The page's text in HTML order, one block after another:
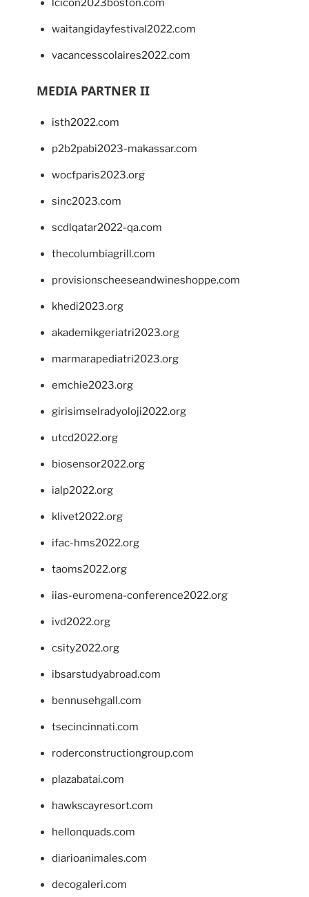
lcicon2023boston.com
waitangidayfestival2022.com
vacancesscolaires2022.com
MEDIA PARTNER II
isth2022.com
p2b2pabi2023-makassar.com
wocfparis2023.org
sinc2023.com
scdlqatar2022-qa.com
thecolumbiagrill.com
provisionscheeseandwineshoppe.com
khedi2023.org
akademikgeriatri2023.org
marmarapediatri2023.org
emchie2023.org
girisimselradyoloji2022.org
utcd2022.org
biosensor2022.org
ialp2022.org
klivet2022.org
ifac-hms2022.org
taoms2022.org
iias-euromena-conference2022.org
ivd2022.org
csity2022.org
ibsarstudyabroad.com
bennusehgall.com
tsecincinnati.com
roderconstructiongroup.com
plazabatai.com
hawkscayresort.com
hellonquads.com
diarioanimales.com
decogaleri.com